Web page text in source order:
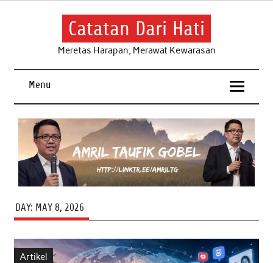
Skip
Catatan Dari Hati
Meretas Harapan, Merawat Kewarasan
Menu
DAY: MAY 8, 2026
Artikel